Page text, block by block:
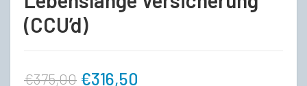
(CCU’d)
€375,00 Ursprünglicher
€316,50